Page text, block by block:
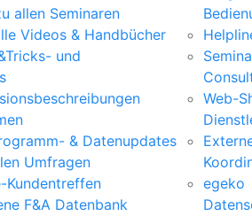
allen Seminaren
Videos & Handbücher​
und
& Datenupdates
Umfragen
Kundentreffen
F&A Datenbank
Web-
egeko